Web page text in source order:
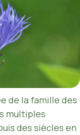
de la famille des
multiples
des siècles en